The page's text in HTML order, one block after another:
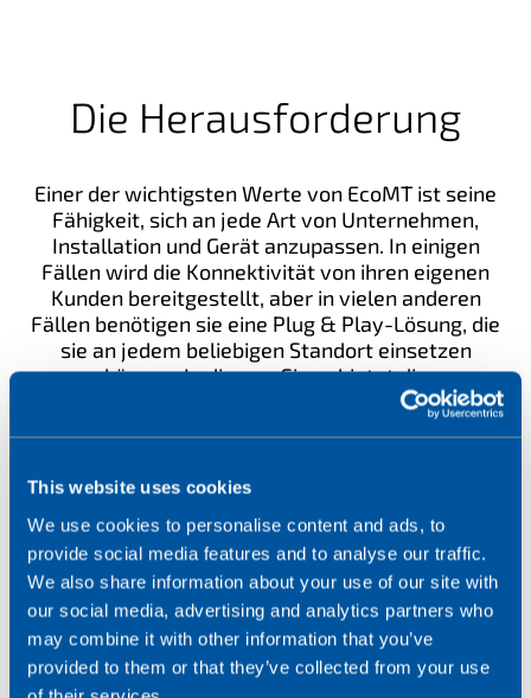
This website uses cookies
We use cookies to personalise content and ads, to
provide social media features and to analyse our traffic.
We also share information about your use of our site with
our social media, advertising and analytics partners who
may combine it with other information that you’ve
provided to them or that they’ve collected from your use
Die Herausforderung
Einer der wichtigsten Werte von EcoMT ist seine
Fähigkeit, sich an jede Art von Unternehmen,
Installation und Gerät anzupassen. In einigen
Fällen wird die Konnektivität von ihren eigenen
Kunden bereitgestellt, aber in vielen anderen
Fällen benötigen sie eine Plug & Play-Lösung, die
sie an jedem beliebigen Standort einsetzen
können. In diesem Sinne bietet die
Mobilfunkkonnektivität ein dringend benötigtes
Maß an Flexibilität, um die Lösung an die
Ob durch Einsetzen der SIM-Karte in einen Router oder
ein Gateway oder, falls erforderlich, direkt in die
Sensoren oder Messgeräte, EcoMT ist dafür
verantwortlich, die Daten je nach den Umständen zu
erfassen und zu zentralisieren, um sie in OTEA zu
verarbeiten und zu verwalten.